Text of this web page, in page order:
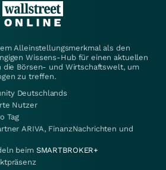
Alleinstellungsmerkmal als den
Wissens-Hub für einen aktuellen
die Börsen- und Wirtschaftswelt, um
zu treffen.
Deutschlands
Nutzer
Tag
ARIVA, FinanzNachrichten und
beim SMARTBROKER+